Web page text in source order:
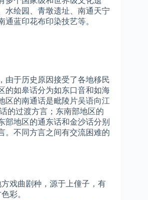
水绘园、青墩遗址、南通天宁
通蓝印花布印染技艺等。
由于历史原因接受了各地移民
的如皋话分为如东口音和如海
区的南通话是毗陵片吴语向江
的过渡方言；东南部地区的
部地区的通东话和金沙话分别
。不同方言之间有交流困难的
戏曲剧种，源于上僮子，有
彩。